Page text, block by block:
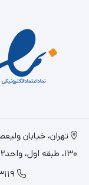
تهران، خيابان
130، طبقه اول، واحد2